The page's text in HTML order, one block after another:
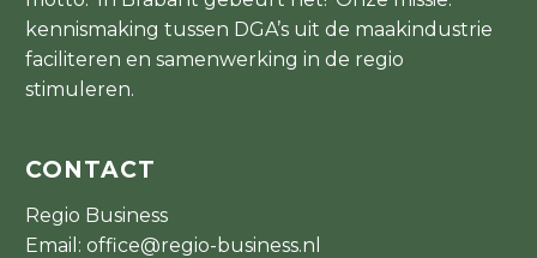
kennismaking tussen DGA’s uit de maakindustrie
faciliteren en samenwerking in de regio
stimuleren.
CONTACT
Regio Business
Email: office@regio-business.nl